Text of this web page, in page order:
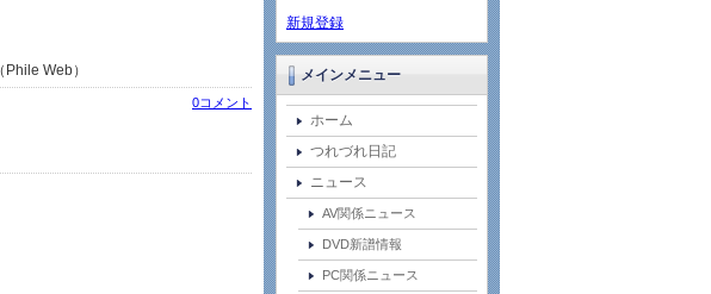
（Phile Web）
0コメント
新規登録
メインメニュー
ホーム
つれづれ日記
ニュース
AV関係ニュース
DVD新譜情報
PC関係ニュース